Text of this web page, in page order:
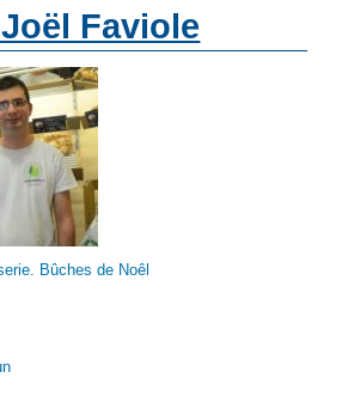
Faviole
Bûches de Noêl